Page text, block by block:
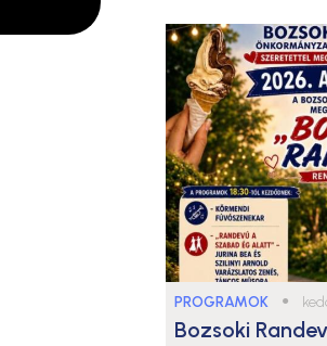
PROGRAMOK ●
Bozsoki